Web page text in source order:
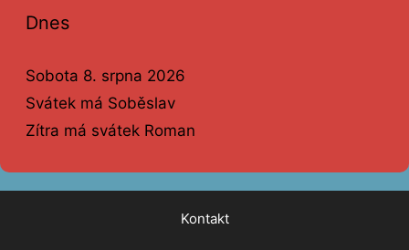
Dnes
Sobota 8. srpna 2026
Svátek má Soběslav
Zítra má svátek Roman
Kontakt